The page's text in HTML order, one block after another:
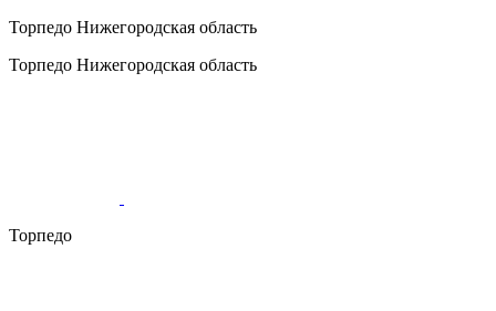
Торпедо Нижегородская область
Торпедо Нижегородская область
Торпедо